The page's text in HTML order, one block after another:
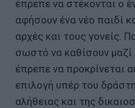
έπρεπε να στέκονται ο
αφήσουν ένα νέο παιδί
αρχές και τους γονείς.
σωστό να καθίσουν
έπρεπε να προκρίνεται
επιλογή υπέρ του
αλήθειας και της